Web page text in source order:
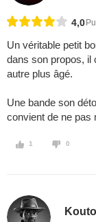
4,0
Un véritable petit
dans son propos, il
autre plus âgé.
Une bande son
convient de ne pas
1 0
Kouto